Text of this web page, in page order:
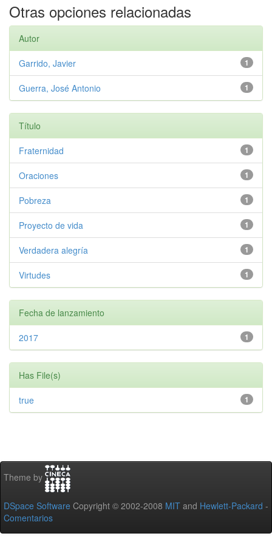
Otras opciones relacionadas
Autor
1
Garrido, Javier
1
Guerra, José Antonio
Título
1
Fraternidad
1
Oraciones
1
Pobreza
1
Proyecto de vida
1
Verdadera alegría
1
Virtudes
Fecha de lanzamiento
1
2017
Has File(s)
1
true
Theme by
DSpace Software Copyright © 2002-2008 MIT and Hewlett-Packard -
Comentarios